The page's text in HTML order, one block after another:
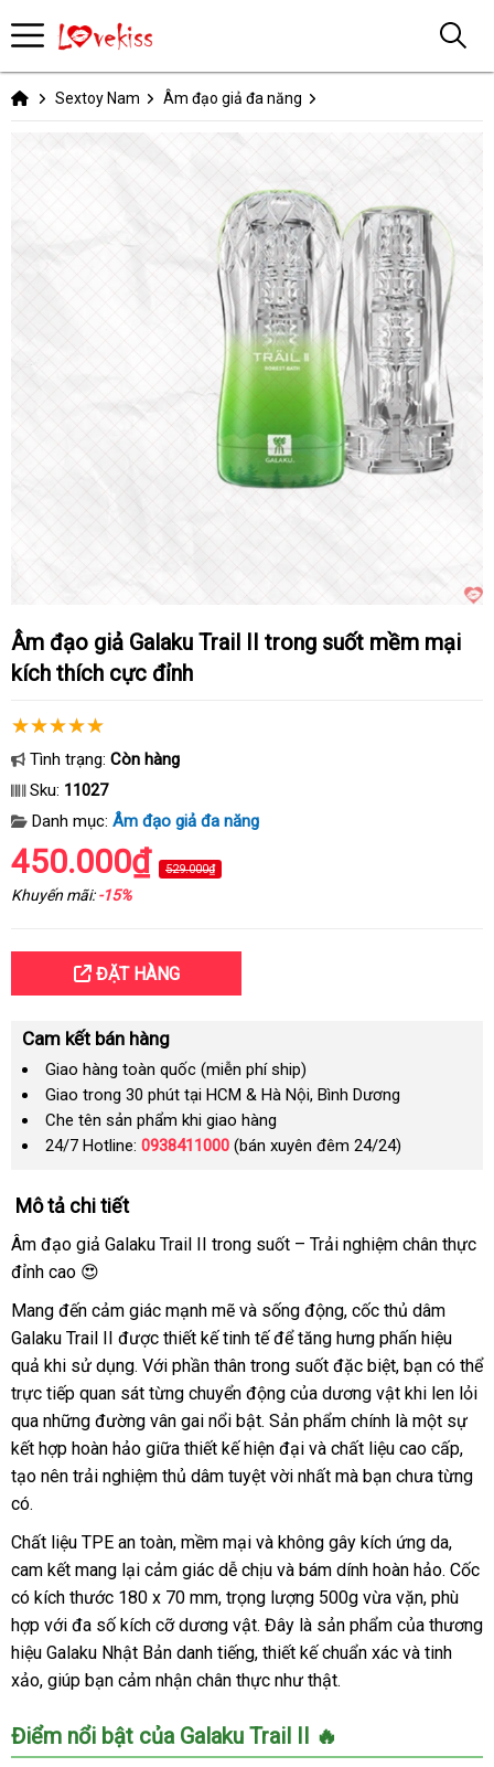
Sextoy Nam Âm đạo giả đa năng
Âm đạo giả Galaku Trail II trong suốt mềm mại
kích thích cực đỉnh
Tình trạng: Còn hàng
Sku: 11027
Danh mục: Âm đạo giả đa năng
450.000₫ 529.000₫
Khuyến mãi:-15%
ĐẶT HÀNG
Cam kết bán hàng
Giao hàng toàn quốc (miễn phí ship)
Giao trong 30 phút tại HCM & Hà Nội, Bình Dương
Che tên sản phẩm khi giao hàng
24/7 Hotline: 0938411000 (bán xuyên đêm 24/24)
Mô tả chi tiết
Âm đạo giả Galaku Trail II trong suốt – Trải nghiệm chân thực
đỉnh cao 😍
Mang đến cảm giác mạnh mẽ và sống động, cốc thủ dâm
Galaku Trail II được thiết kế tinh tế để tăng hưng phấn hiệu
quả khi sử dụng. Với phần thân trong suốt đặc biệt, bạn có thể
trực tiếp quan sát từng chuyển động của dương vật khi len lỏi
qua những đường vân gai nổi bật. Sản phẩm chính là một sự
kết hợp hoàn hảo giữa thiết kế hiện đại và chất liệu cao cấp,
tạo nên trải nghiệm thủ dâm tuyệt vời nhất mà bạn chưa từng
có.
Chất liệu TPE an toàn, mềm mại và không gây kích ứng da,
cam kết mang lại cảm giác dễ chịu và bám dính hoàn hảo. Cốc
có kích thước 180 x 70 mm, trọng lượng 500g vừa vặn, phù
hợp với đa số kích cỡ dương vật. Đây là sản phẩm của thương
hiệu Galaku Nhật Bản danh tiếng, thiết kế chuẩn xác và tinh
xảo, giúp bạn cảm nhận chân thực như thật.
Điểm nổi bật của Galaku Trail II 🔥